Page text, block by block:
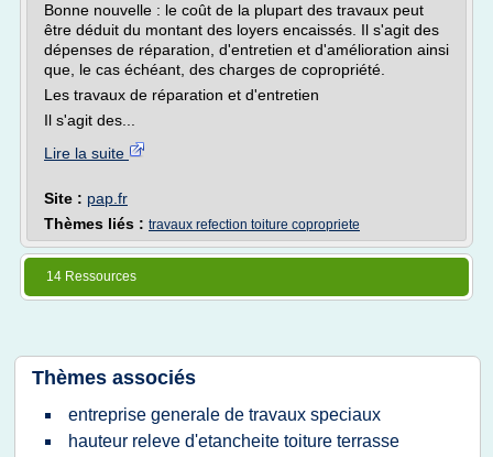
Bonne nouvelle : le coût de la plupart des travaux peut
être déduit du montant des loyers encaissés. Il s'agit des
dépenses de réparation, d'entretien et d'amélioration ainsi
que, le cas échéant, des charges de copropriété.
Les travaux de réparation et d'entretien
Il s'agit des...
Lire la suite
Site : pap.fr
Thèmes liés : travaux refection toiture copropriete
14 Ressources
Thèmes associés
entreprise generale de travaux speciaux
hauteur releve d'etancheite toiture terrasse